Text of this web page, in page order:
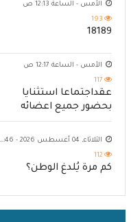
الأمس - الساعة 12:13 ص
193
18189
الأمس - الساعة 12:17 ص
117
عقداجتماعا استثنايا
بحضور جميع اعضائه
الثلاثاء, 04 أغسطس 2026 - 10:46 م
112
كم مرة يُلدغ الوطن؟